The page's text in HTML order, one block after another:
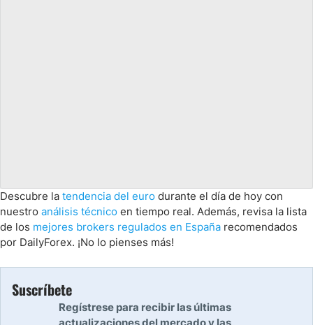
Descubre la tendencia del euro durante el día de hoy con
nuestro análisis técnico en tiempo real. Además, revisa la lista
de los mejores brokers regulados en España recomendados
por DailyForex. ¡No lo pienses más!
Suscríbete
Regístrese para recibir las últimas